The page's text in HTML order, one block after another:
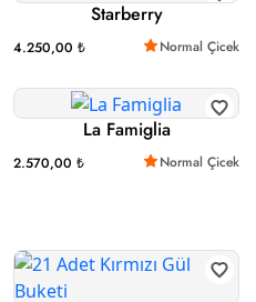
Starberry
4.250,00 ₺ Normal Çicek
La Famiglia
2.570,00 ₺ Normal Çicek